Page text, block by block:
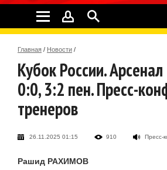
Главная / Новости /
Кубок России.
0:0, 3:2 пен. Пресс-
тренеров
26.11.2025 01:15 910 Пресс-
Рашид РАХИМОВ